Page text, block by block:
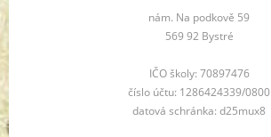
nám. Na podkově 59
569 92 Bystré
IČO školy: 70897476
číslo účtu: 1286424339/0800
datová schránka: d25mux8